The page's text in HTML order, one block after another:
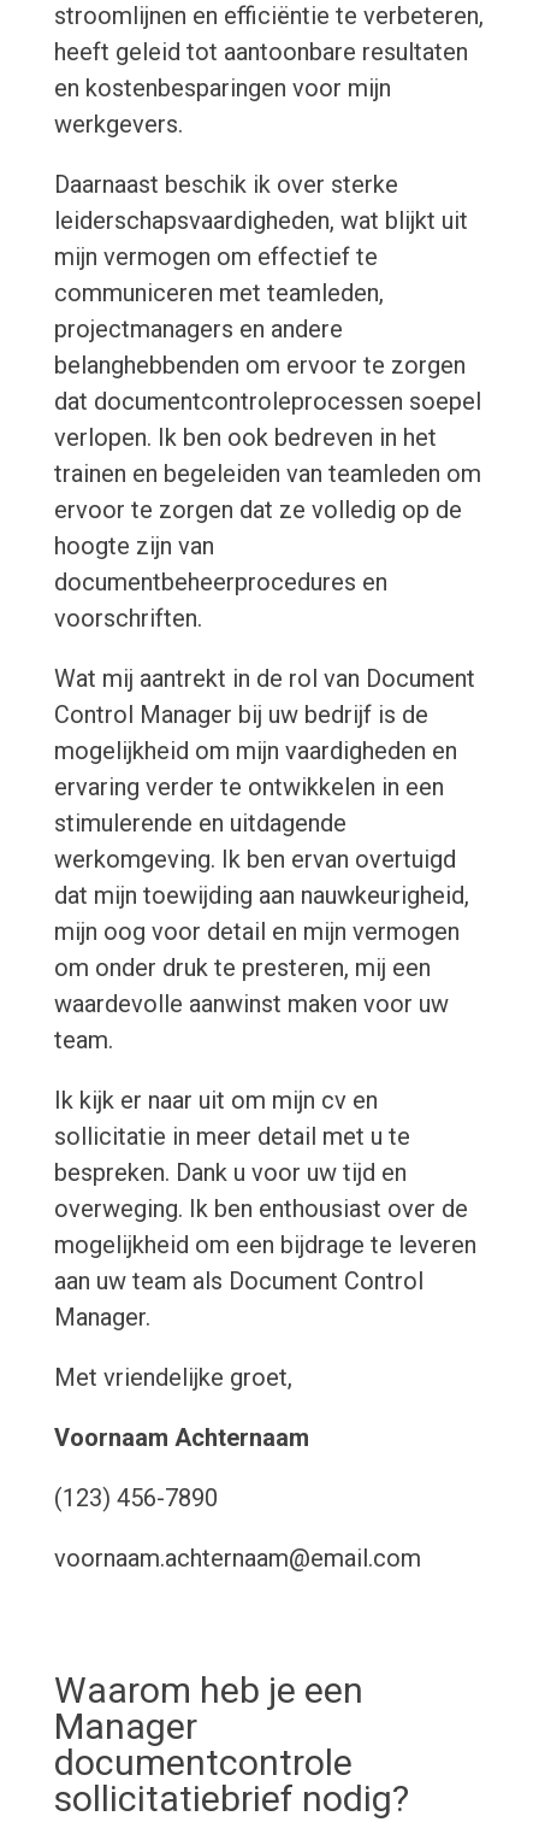
stroomlijnen en efficiëntie te verbeteren,
heeft geleid tot aantoonbare resultaten
en kostenbesparingen voor mijn
werkgevers.
Daarnaast beschik ik over sterke
leiderschapsvaardigheden, wat blijkt uit
mijn vermogen om effectief te
communiceren met teamleden,
projectmanagers en andere
belanghebbenden om ervoor te zorgen
dat documentcontroleprocessen soepel
verlopen. Ik ben ook bedreven in het
trainen en begeleiden van teamleden om
ervoor te zorgen dat ze volledig op de
hoogte zijn van
documentbeheerprocedures en
voorschriften.
Wat mij aantrekt in de rol van Document
Control Manager bij uw bedrijf is de
mogelijkheid om mijn vaardigheden en
ervaring verder te ontwikkelen in een
stimulerende en uitdagende
werkomgeving. Ik ben ervan overtuigd
dat mijn toewijding aan nauwkeurigheid,
mijn oog voor detail en mijn vermogen
om onder druk te presteren, mij een
waardevolle aanwinst maken voor uw
team.
Ik kijk er naar uit om mijn cv en
sollicitatie in meer detail met u te
bespreken. Dank u voor uw tijd en
overweging. Ik ben enthousiast over de
mogelijkheid om een bijdrage te leveren
aan uw team als Document Control
Manager.
Met vriendelijke groet,
Voornaam Achternaam
(123) 456-7890
voornaam.achternaam@email.com
Waarom heb je een
Manager
documentcontrole
sollicitatiebrief nodig?